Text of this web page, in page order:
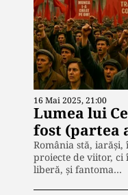
16 Mai 2025, 21:00
Lumea lui
fost (partea
România stă,
proiecte de viitor,
liberă, și fantoma…